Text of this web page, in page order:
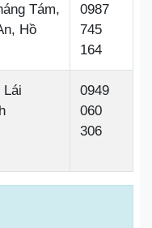
Tám,
Hồ
0987
745
164
Lái
0949
060
306